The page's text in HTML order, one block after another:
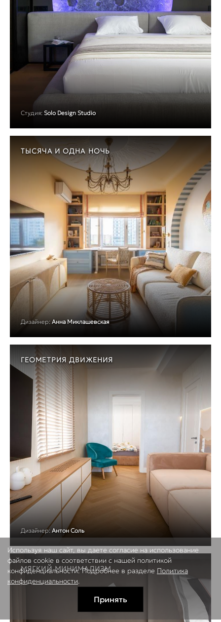
Студия: Solo Design Studio
ТЫСЯЧА И ОДНА НОЧЬ
Дизайнер: Анна Миклашевская
ГЕОМЕТРИЯ ДВИЖЕНИЯ
Дизайнер: Антон Соль
МЯГКИЙ МИНИМАЛИЗМ
Используя наш сайт, вы даете согласие на использование
файлов cookie в соответствии с нашей политикой
конфиденциальности. Подробнее в разделе Политика
конфиденциальности.
Принять